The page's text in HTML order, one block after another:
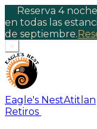
Reserva 4
en todas las
de septiembre.
×
Eagle's NestAtitlan
Retiros